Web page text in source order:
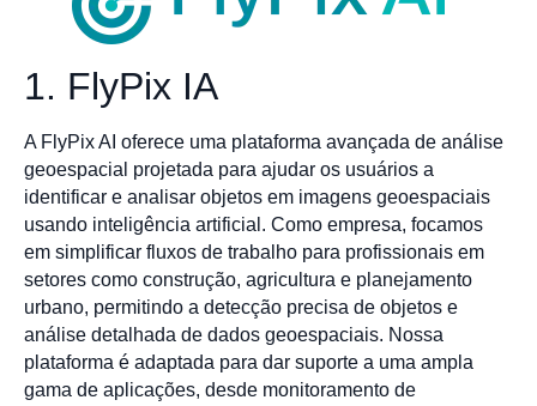
1. FlyPix IA
A FlyPix AI oferece uma plataforma avançada de análise
geoespacial projetada para ajudar os usuários a
identificar e analisar objetos em imagens geoespaciais
usando inteligência artificial. Como empresa, focamos
em simplificar fluxos de trabalho para profissionais em
setores como construção, agricultura e planejamento
urbano, permitindo a detecção precisa de objetos e
análise detalhada de dados geoespaciais. Nossa
plataforma é adaptada para dar suporte a uma ampla
gama de aplicações, desde monitoramento de